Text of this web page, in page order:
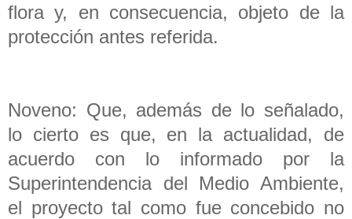
flora y, en consecuencia, objeto de la
protección antes referida.
Noveno: Que, además de lo señalado,
lo cierto es que, en la actualidad, de
acuerdo con lo informado por la
Superintendencia del Medio Ambiente,
el proyecto tal como fue concebido no